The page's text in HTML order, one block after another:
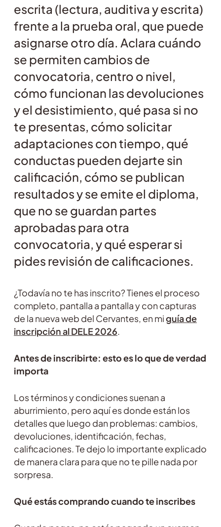
escrita (lectura, auditiva y escrita)
frente a la prueba oral, que puede
asignarse otro día. Aclara cuándo
se permiten cambios de
convocatoria, centro o nivel,
cómo funcionan las devoluciones
y el desistimiento, qué pasa si no
te presentas, cómo solicitar
adaptaciones con tiempo, qué
conductas pueden dejarte sin
calificación, cómo se publican
resultados y se emite el diploma,
que no se guardan partes
aprobadas para otra
convocatoria, y qué esperar si
pides revisión de calificaciones.
¿Todavía no te has inscrito? Tienes el proceso
completo, pantalla a pantalla y con capturas
de la nueva web del Cervantes, en miguía de
inscripción al DELE 2026.
Antes de inscribirte: esto es lo que de verdad
importa
Los términos y condiciones suenan a
aburrimiento, pero aquí es donde están los
detalles que luego dan problemas: cambios,
devoluciones, identificación, fechas,
calificaciones. Te dejo lo importante explicado
de manera clara para que no te pille nada por
sorpresa.
Qué estás comprando cuando te inscribes